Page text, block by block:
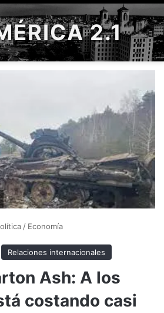
2.1
/ Economía
Relaciones internacionales
Ash: A los
costando casi